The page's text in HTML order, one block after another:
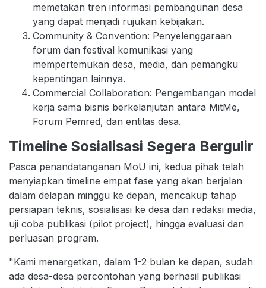
memetakan tren informasi pembangunan desa
yang dapat menjadi rujukan kebijakan.
Community & Convention: Penyelenggaraan
forum dan festival komunikasi yang
mempertemukan desa, media, dan pemangku
kepentingan lainnya.
Commercial Collaboration: Pengembangan model
kerja sama bisnis berkelanjutan antara MitMe,
Forum Pemred, dan entitas desa.
Timeline Sosialisasi Segera Bergulir
Pasca penandatanganan MoU ini, kedua pihak telah
menyiapkan timeline empat fase yang akan berjalan
dalam delapan minggu ke depan, mencakup tahap
persiapan teknis, sosialisasi ke desa dan redaksi media,
uji coba publikasi (pilot project), hingga evaluasi dan
perluasan program.
"Kami menargetkan, dalam 1-2 bulan ke depan, sudah
ada desa-desa percontohan yang berhasil publikasi